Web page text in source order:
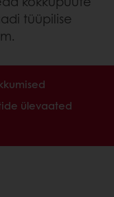
tüüpilise
ülevaated